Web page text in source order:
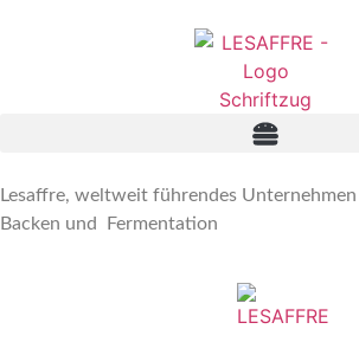
Lesaffre, weltweit führendes
Backen und Fermentation